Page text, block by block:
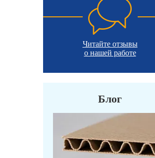
Читайте отзывы
о нашей работе
Блог